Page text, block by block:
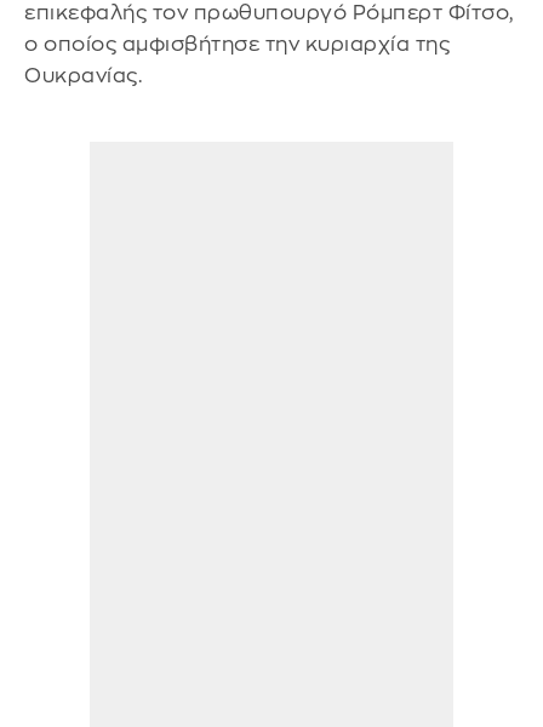
επικεφαλής τον πρωθυπουργό Ρόμπερτ Φίτσο,
ο οποίος αμφισβήτησε την κυριαρχία της
Ουκρανίας.